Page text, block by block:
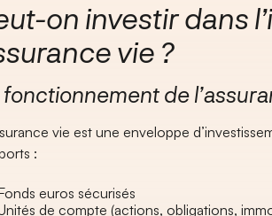
on investir dans
vie ?
fonctionnement de
vie est une enveloppe
:
euros sécurisés
de compte (actions, obligations,